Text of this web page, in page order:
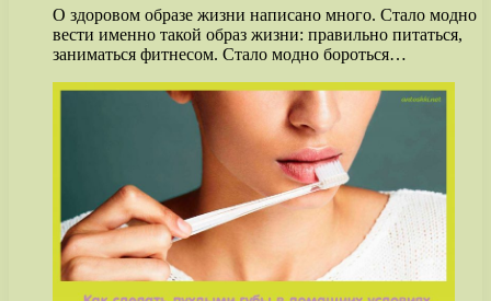
О здоровом образе жизни написано много. Стало модно
вести именно такой образ жизни: правильно питаться,
заниматься фитнесом. Стало модно бороться…